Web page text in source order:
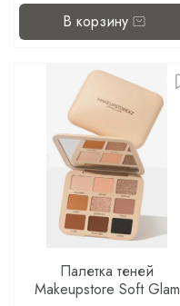
В корзину
Палетка теней
Makeupstore Soft Glam